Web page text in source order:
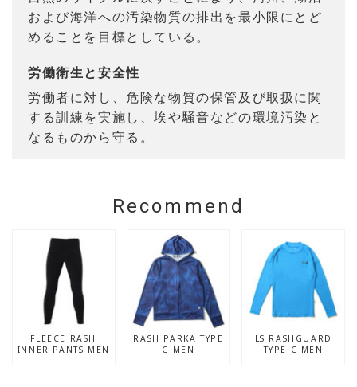
および海洋への汚染物質の排出を最小限にとど
めることを目標としている。
労働衛生と安全性
労働者に対し、危険な物質の保管及び取扱に関
する訓練を実施し、埃や騒音などの環境汚染と
なるものから守る。
Recommend
FLEECE RASH
INNER PANTS MEN
RASH PARKA TYPE
C MEN
LS RASHGUARD
TYPE C MEN